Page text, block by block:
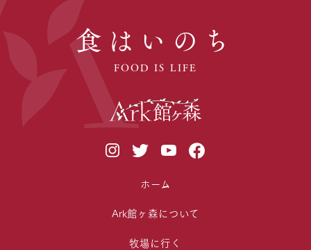
食はいのち
FOOD IS LIFE
ホーム
Ark館ヶ森について
牧場に行く